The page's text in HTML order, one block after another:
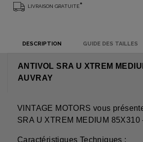
LIVRAISON GRATUITE*
DESCRIPTION GUIDE DES TAILLES
ANTIVOL SRA U XTREM
AUVRAY
VINTAGE MOTORS vous
SRA U XTREM MEDIUM 85X310
Caractéristiques Techniques :